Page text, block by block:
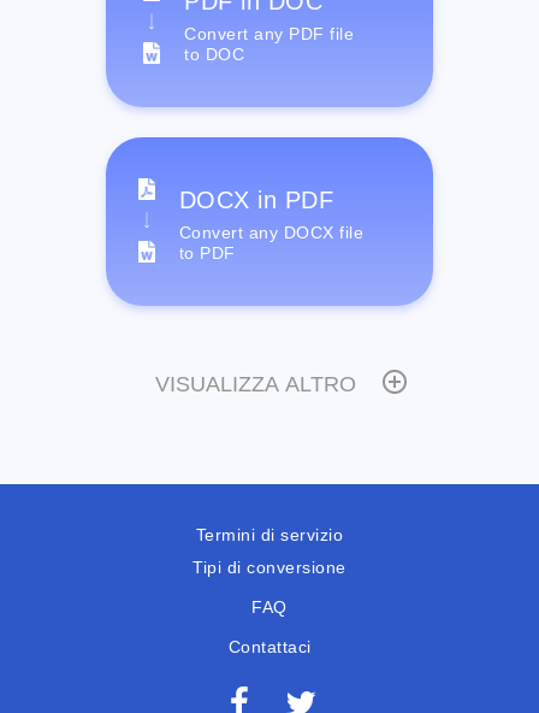
Convert any PDF file
to DOC
DOCX in PDF
Convert any DOCX file
to PDF
VISUALIZZA ALTRO
Termini di servizio
Tipi di conversione
FAQ
Contattaci